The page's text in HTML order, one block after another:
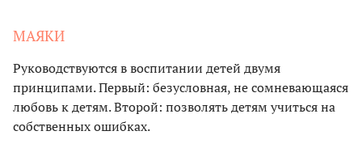
МАЯКИ
Руководствуются в воспитании детей двумя
принципами. Первый: безусловная, не сомневающаяся
любовь к детям. Второй: позволять детям учиться на
собственных ошибках.